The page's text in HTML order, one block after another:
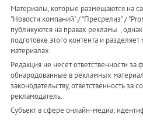
Материалы, которые размещаются на
"Новости компаний" / "Пресрелиз" /
публикуются на правах рекламы. ,
подготовке этого контента и
материалах.
Редакция не несет ответственности
обнародованные в рекламных
законодательству, ответственность
рекламодатель.
Субъект в сфере онлайн-медиа;